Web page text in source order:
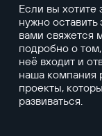
Если вы хотите
нужно
вами свяжется
подробно о том,
неё входит и
наша компания
проекты,
развиваться.